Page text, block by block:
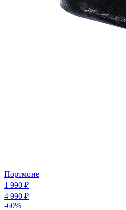
Портмоне
1 990 ₽
4 990 ₽
-60%